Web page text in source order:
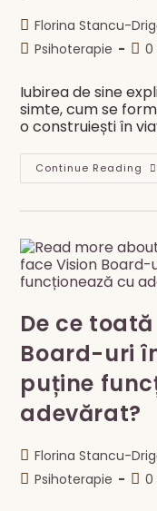
Post
author:
Florina Stancu-
PostPsihoterapie
Post
0
Iubirea de sine
simte, cum se
o construiești în
Continue Reading
–
Și
Din
De ce
Board-uri
puține
adevărat?
Post
author:
Florina Stancu-
PostPsihoterapie
Post
0